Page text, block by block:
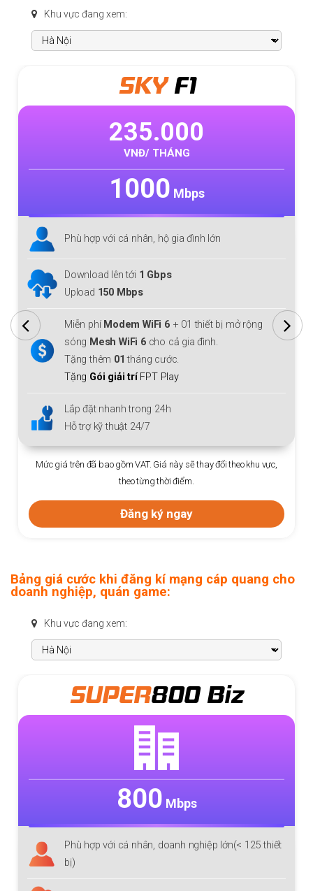
Khu vực đang xem:
SKYF1
235.000
VNĐ/ THÁNG
1000 Mbps
Phù hợp với cá nhân, hộ gia đình lớn
Download lên tới 1 Gbps
Upload 150 Mbps
Miễn phí Modem WiFi 6 + 01 thiết bị mở rộng
sóng Mesh WiFi 6 cho cả gia đình.
Tặng thêm 01tháng cước.
Tặng Gói giải tríFPT Play
Lắp đặt nhanh trong 24h
Hỗ trợ kỹ thuật 24/7
Mức giá trên đã bao gồm VAT. Giá này sẽ thay đổi theo khu vực,
theo từng thời điểm.
Đăng ký ngay
Bảng giá cước khi đăng kí mạng cáp quang cho
doanh nghiệp, quán game:
Khu vực đang xem:
SUPER800 Biz
800 Mbps
Phù hợp với cá nhân, doanh nghiệp lớn(< 125 thiết
bị)